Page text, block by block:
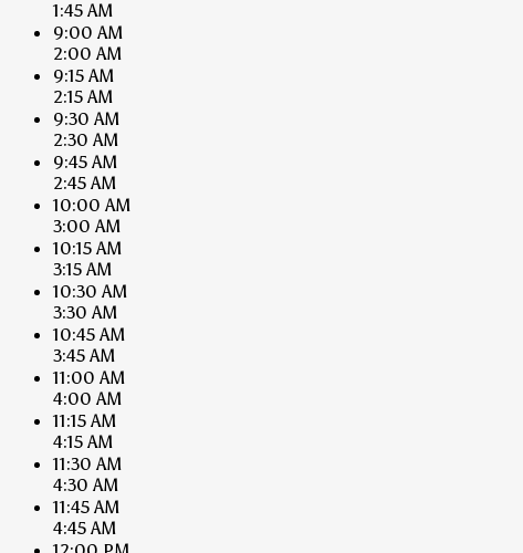
1:45 AM
9:00 AM
2:00 AM
9:15 AM
2:15 AM
9:30 AM
2:30 AM
9:45 AM
2:45 AM
10:00 AM
3:00 AM
10:15 AM
3:15 AM
10:30 AM
3:30 AM
10:45 AM
3:45 AM
11:00 AM
4:00 AM
11:15 AM
4:15 AM
11:30 AM
4:30 AM
11:45 AM
4:45 AM